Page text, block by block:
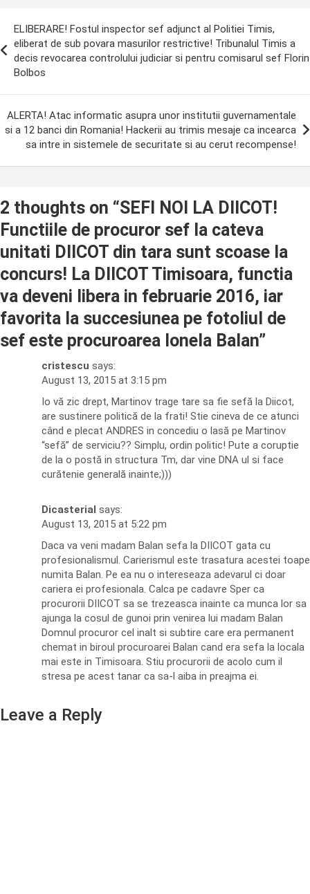
ELIBERARE! Fostul inspector sef adjunct al Politiei Timis,
eliberat de sub povara masurilor restrictive! Tribunalul Timis a
decis revocarea controlului judiciar si pentru comisarul sef Florin
Bolbos
ALERTA! Atac informatic asupra unor institutii guvernamentale
si a 12 banci din Romania! Hackerii au trimis mesaje ca incearca
sa intre in sistemele de securitate si au cerut recompense!
2 thoughts on “SEFI NOI LA DIICOT!
Functiile de procuror sef la cateva
unitati DIICOT din tara sunt scoase la
concurs! La DIICOT Timisoara, functia
va deveni libera in februarie 2016, iar
favorita la succesiunea pe fotoliul de
sef este procuroarea Ionela Balan”
cristescu says:
August 13, 2015 at 3:15 pm
Io vă zic drept, Martinov trage tare sa fie sefă la Diicot,
are sustinere politică de la frati! Stie cineva de ce atunci
când e plecat ANDRES in concediu o lasă pe Martinov
“sefă” de serviciu?? Simplu, ordin politic! Pute a coruptie
de la o postă in structura Tm, dar vine DNA ul si face
curătenie generală inainte;)))
Dicasterial says:
August 13, 2015 at 5:22 pm
Daca va veni madam Balan sefa la DIICOT gata cu
profesionalismul. Carierismul este trasatura acestei toape
numita Balan. Pe ea nu o intereseaza adevarul ci doar
cariera ei profesionala. Calca pe cadavre Sper ca
procurorii DIICOT sa se trezeasca inainte ca munca lor sa
ajunga la cosul de gunoi prin venirea lui madam Balan
Domnul procuror cel inalt si subtire care era permanent
chemat in biroul procuroarei Balan cand era sefa la locala
mai este in Timisoara. Stiu procurorii de acolo cum il
stresa pe acest tanar ca sa-l aiba in preajma ei.
Leave a Reply